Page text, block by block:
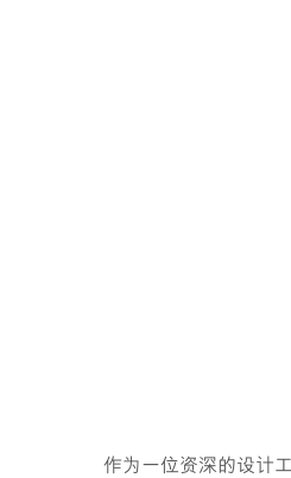
作为一位资深的设计